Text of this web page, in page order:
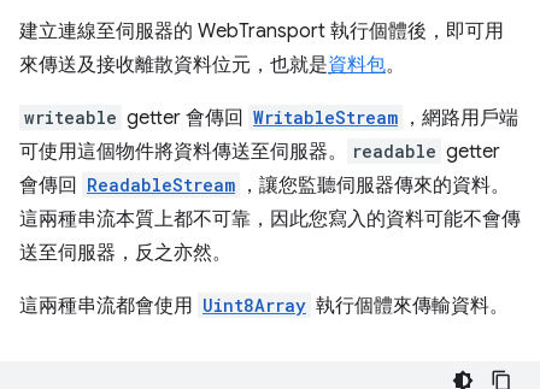
建立連線至伺服器的 WebTransport 執行個體後，即可用
來傳送及接收離散資料位元，也就是資料包。
writeable getter 會傳回 WritableStream ，網路用戶端
可使用這個物件將資料傳送至伺服器。
readable getter
會傳回
ReadableStream ，讓您監聽伺服器傳來的資料。
這兩種串流本質上都不可靠，因此您寫入的資料可能不會傳
送至伺服器，反之亦然。
這兩種串流都會使用 Uint8Array 執行個體來傳輸資料。